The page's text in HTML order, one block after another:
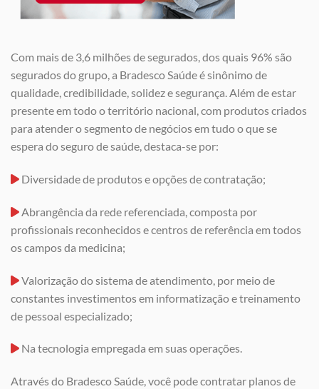
Com mais de 3,6 milhões de segurados, dos quais 96% são
segurados do grupo, a Bradesco Saúde é sinônimo de
qualidade, credibilidade, solidez e segurança. Além de estar
presente em todo o território nacional, com produtos criados
para atender o segmento de negócios em tudo o que se
espera do seguro de saúde, destaca-se por:
Diversidade de produtos e opções de contratação;
Abrangência da rede referenciada, composta por
profissionais reconhecidos e centros de referência em todos
os campos da medicina;
Valorização do sistema de atendimento, por meio de
constantes investimentos em informatização e treinamento
de pessoal especializado;
Na tecnologia empregada em suas operações.
Através do Bradesco Saúde, você pode contratar planos de